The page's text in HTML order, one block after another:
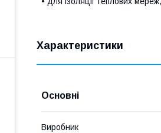
Характеристики
Основні
Виробник